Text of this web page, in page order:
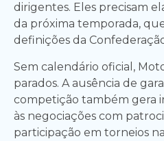
dirigentes. Eles precisam
da próxima temporada,
definições da
Sem calendário oficial,
parados. A ausência de
competição também gera
às negociações com
participação em torneios